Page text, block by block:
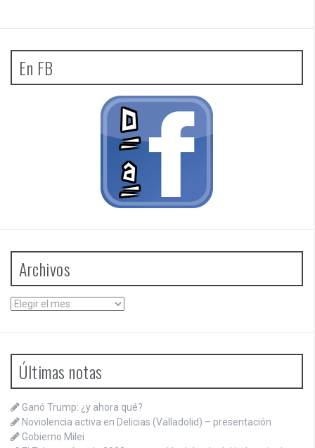
En FB
Archivos
Archivos
Últimas notas
Ganó Trump: ¿y ahora qué?
Noviolencia activa en Delicias (Valladolid) – presentación
Gobierno Milei